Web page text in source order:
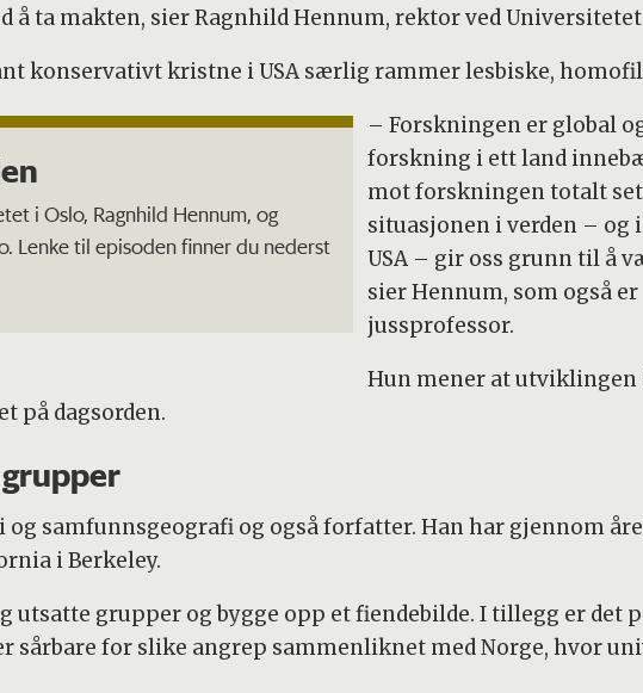
ta makten, sier Ragnhild Hennum, rektor ved Universitetet
konservativt kristne i USA særlig rammer lesbiske,
i Oslo, Ragnhild Hennum, og
Lenke til episoden finner du nederst
– Forskningen er global
forskning i ett land
mot forskningen totalt
situasjonen i verden – og
USA – gir oss grunn til å
sier Hennum, som også er
jussprofessor.
Hun mener at utviklingen
på dagsorden.
samfunnsgeografi og også forfatter. Han har gjennom
i Berkeley.
utsatte grupper og bygge opp et fiendebilde. I tillegg er det
sårbare for slike angrep sammenliknet med Norge, hvor